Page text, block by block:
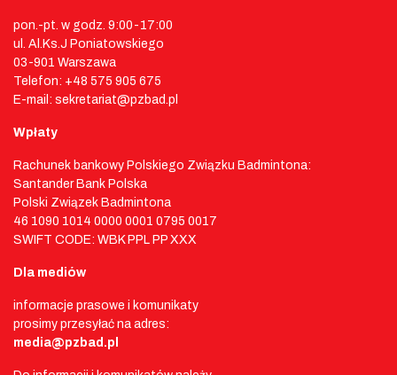
pon.-pt. w godz. 9:00-17:00
ul. Al.Ks.J Poniatowskiego
03-901 Warszawa
Telefon: +48 575 905 675
E-mail: sekretariat@pzbad.pl
Wpłaty
Rachunek bankowy Polskiego Związku Badmintona:
Santander Bank Polska
Polski Związek Badmintona
46 1090 1014 0000 0001 0795 0017
SWIFT CODE: WBK PPL PP XXX
Dla mediów
informacje prasowe i komunikaty
prosimy przesyłać na adres:
media@pzbad.pl